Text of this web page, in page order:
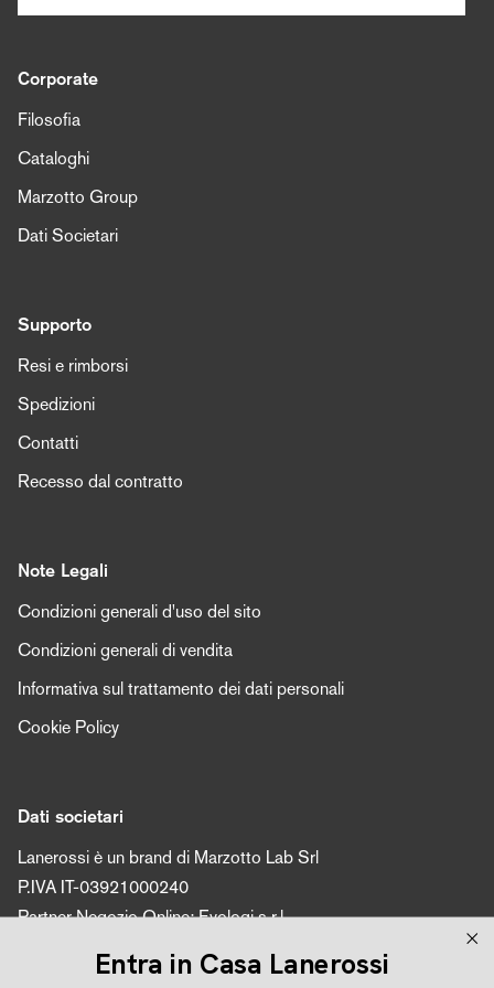
Corporate
Filosofia
Cataloghi
Marzotto Group
Dati Societari
Supporto
Resi e rimborsi
Spedizioni
Contatti
Recesso dal contratto
Note Legali
Condizioni generali d'uso del sito
Condizioni generali di vendita
Informativa sul trattamento dei dati personali
Cookie Policy
Dati societari
Lanerossi è un brand di Marzotto Lab Srl
P.IVA IT-03921000240
Partner Negozio Online: Evologi s.r.l.
Entra in Casa Lanerossi